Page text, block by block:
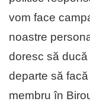
vom face
noastre
doresc să
departe să
membru în